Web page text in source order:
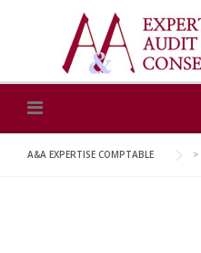
A&A EXPERTISE COMPTABLE >